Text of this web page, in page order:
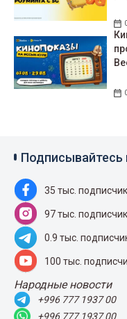
Подписывайтесь
35 тыс.
97 тыс.
0.9 тыс.
100 тыс.
Народные новости
+996 777 1937 00
+996 777 1937 00